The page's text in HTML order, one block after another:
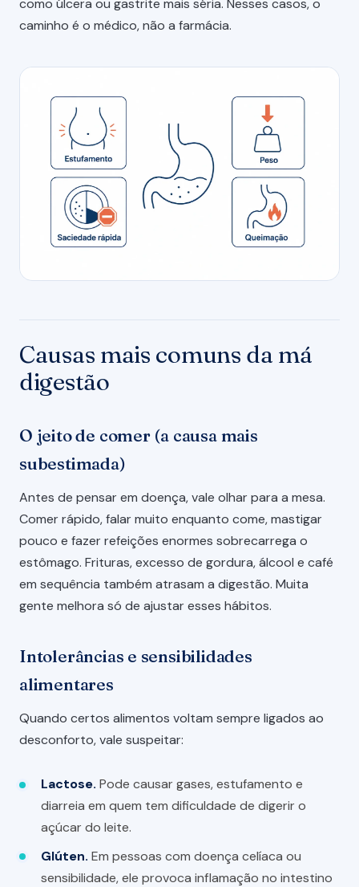
caminho é o médico, não a farmácia.
Causas mais comuns da má
digestão
O jeito de comer (a causa mais
subestimada)
Antes de pensar em doença, vale olhar para a mesa.
Comer rápido, falar muito enquanto come, mastigar
pouco e fazer refeições enormes sobrecarrega o
estômago. Frituras, excesso de gordura, álcool e café
em sequência também atrasam a digestão. Muita
gente melhora só de ajustar esses hábitos.
Intolerâncias e sensibilidades
alimentares
Quando certos alimentos voltam sempre ligados ao
desconforto, vale suspeitar:
Lactose. Pode causar gases, estufamento e
diarreia em quem tem dificuldade de digerir o
açúcar do leite.
Glúten. Em pessoas com doença celíaca ou
sensibilidade, ele provoca inflamação no intestino